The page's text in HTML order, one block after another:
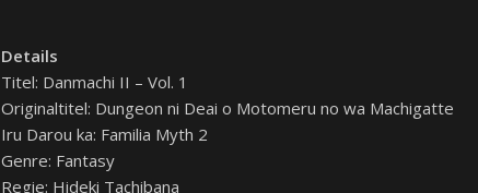
Details
Titel: Danmachi II – Vol. 1
Originaltitel: Dungeon ni Deai o Motomeru no wa Machigatte
Iru Darou ka: Familia Myth 2
Genre: Fantasy
Regie: Hideki Tachibana